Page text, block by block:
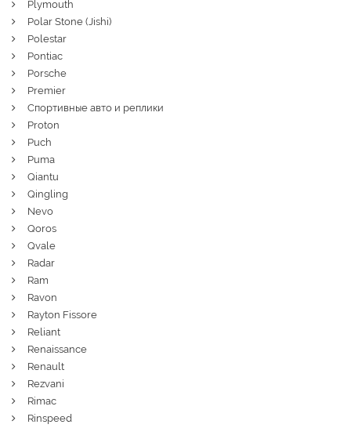
Plymouth
Polar Stone (Jishi)
Polestar
Pontiac
Porsche
Premier
Спортивные авто и реплики
Proton
Puch
Puma
Qiantu
Qingling
Nevo
Qoros
Qvale
Radar
Ram
Ravon
Rayton Fissore
Reliant
Renaissance
Renault
Rezvani
Rimac
Rinspeed